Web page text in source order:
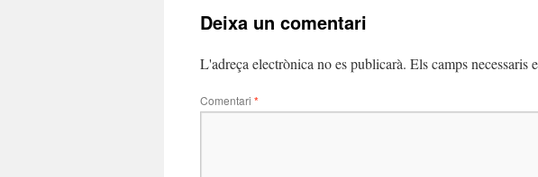
Deixa un comentari
L'adreça electrònica no es publicarà. Els camps necessaris
Comentari *